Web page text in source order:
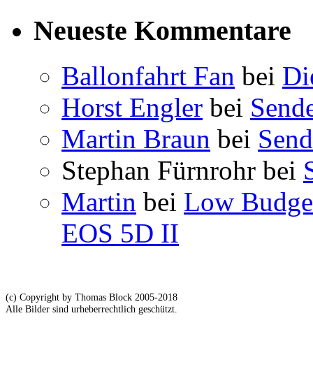
Neueste Kommentare
Ballonfahrt Fan bei
Horst Engler bei
Martin Braun bei
Stephan Fürnrohr bei
Martin bei Low
EOS 5D II
(c) Copyright by Thomas Block 2005-2018
Alle Bilder sind urheberrechtlich geschützt.